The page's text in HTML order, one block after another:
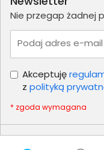
Nie przegap żadnej
Podaj adres e-mail
Akceptuję
z polityką
* zgoda wymagana